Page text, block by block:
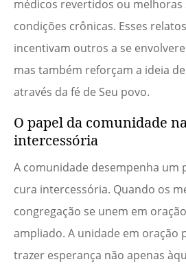
médicos revertidos ou melhoras
condições crônicas. Esses
incentivam outros a se
mas também reforçam a ideia
através da fé de Seu povo.
O papel da comunidade
intercessória
A comunidade desempenha um
cura intercessória. Quando os
congregação se unem em
ampliado. A unidade em oração
trazer esperança não apenas